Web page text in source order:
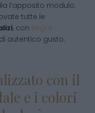
l’apposito modulo.
tutte le
, con Regali
autentico gusto.
con il
e i colori